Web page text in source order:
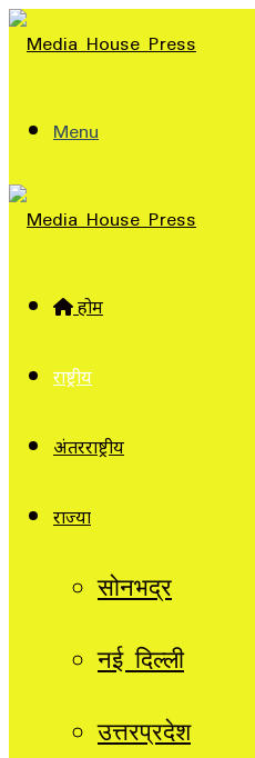
Menu
होम
राष्ट्रीय
अंतरराष्ट्रीय
राज्यों
सोनभद्र
नई दिल्ली
उत्तरप्रदेश